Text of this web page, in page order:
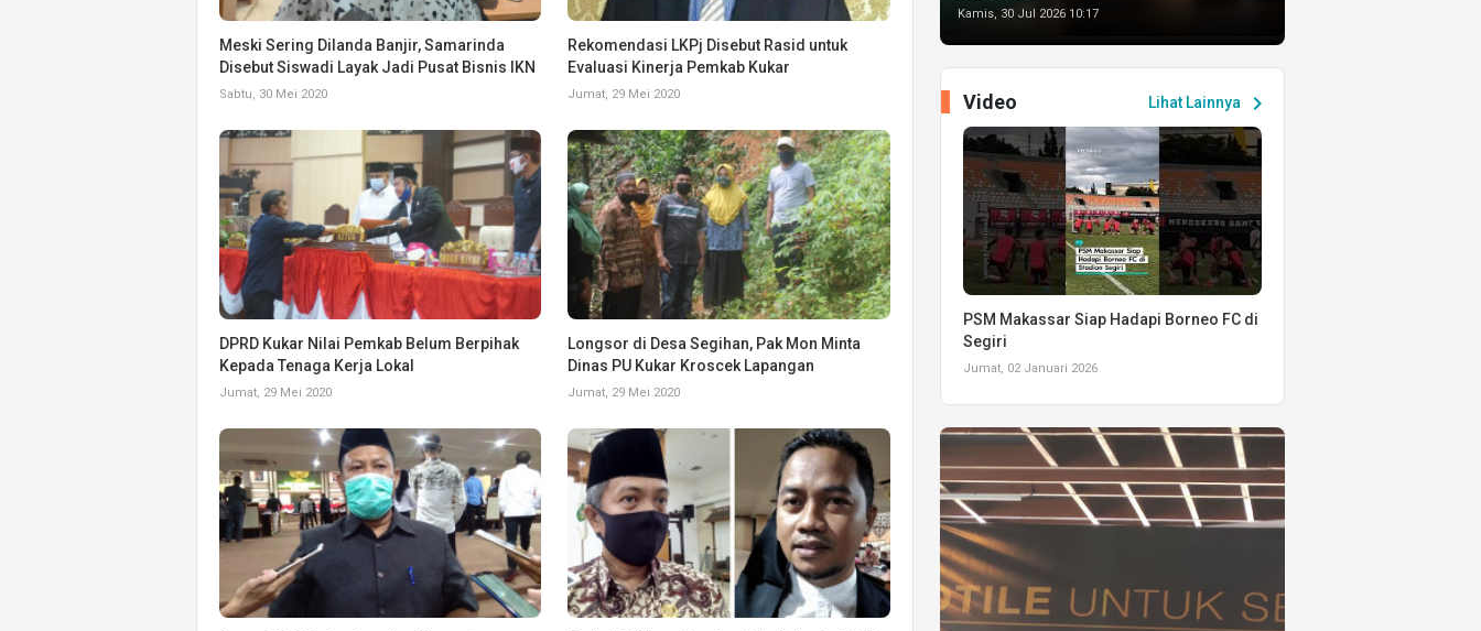
Meski Sering Dilanda Banjir, Samarinda
Disebut Siswadi Layak Jadi Pusat Bisnis IKN
Sabtu, 30 Mei 2020
Rekomendasi LKPj Disebut Rasid untuk
Evaluasi Kinerja Pemkab Kukar
Jumat, 29 Mei 2020
DPRD Kukar Nilai Pemkab Belum Berpihak
Kepada Tenaga Kerja Lokal
Jumat, 29 Mei 2020
Longsor di Desa Segihan, Pak Mon Minta
Dinas PU Kukar Kroscek Lapangan
Jumat, 29 Mei 2020
Kamis, 30 Jul 2026 10:17
Lihat Lainnya chevron_right
Video
PSM Makassar Siap Hadapi Borneo FC di
Segiri
Jumat, 02 Januari 2026